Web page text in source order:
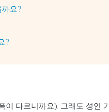
요?
?
이 다르니까요). 그래도 성인